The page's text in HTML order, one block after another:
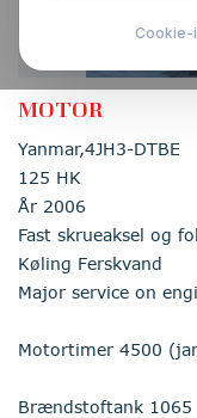
Åben for bytte
MOTOR
Yanmar,4JH3-DTBE
125 HK
År 2006
Fast skrueaksel og
Køling Ferskvand
Major service on
Motortimer 4500
Brændstoftank 1065